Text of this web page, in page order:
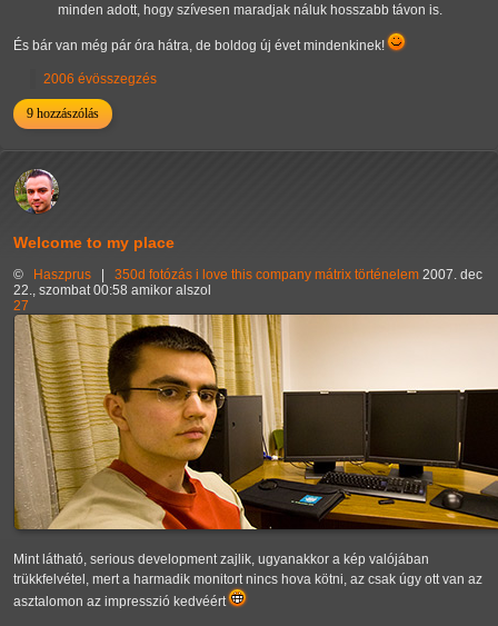
minden adott, hogy szívesen maradjak náluk hosszabb távon is.
És bár van még pár óra hátra, de boldog új évet mindenkinek!
2006 évösszegzés
9 hozzászólás
Welcome to my place
© Haszprus 350d fotózás i love this company mátrix történelem 2007. dec
22., szombat 00:58 amikor alszol
27
Mint látható, serious development zajlik, ugyanakkor a kép valójában
trükkfelvétel, mert a harmadik monitort nincs hova kötni, az csak úgy ott van az
asztalomon az impresszió kedvéért